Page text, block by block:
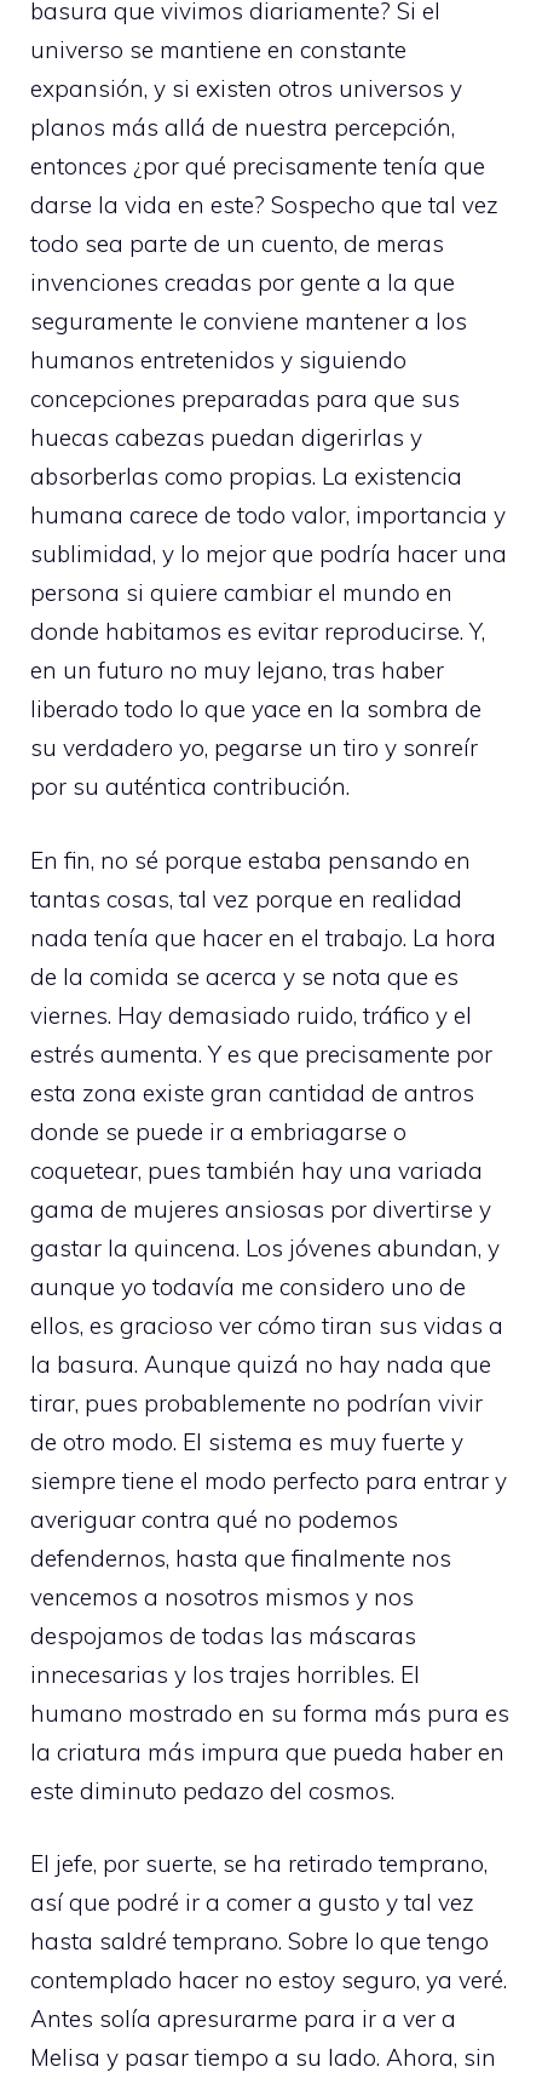
basura que vivimos diariamente? Si el
universo se mantiene en constante
expansión, y si existen otros universos y
planos más allá de nuestra percepción,
entonces ¿por qué precisamente tenía que
darse la vida en este? Sospecho que tal vez
todo sea parte de un cuento, de meras
invenciones creadas por gente a la que
seguramente le conviene mantener a los
humanos entretenidos y siguiendo
concepciones preparadas para que sus
huecas cabezas puedan digerirlas y
absorberlas como propias. La existencia
humana carece de todo valor, importancia y
sublimidad, y lo mejor que podría hacer una
persona si quiere cambiar el mundo en
donde habitamos es evitar reproducirse. Y,
en un futuro no muy lejano, tras haber
liberado todo lo que yace en la sombra de
su verdadero yo, pegarse un tiro y sonreír
por su auténtica contribución.
En fin, no sé porque estaba pensando en
tantas cosas, tal vez porque en realidad
nada tenía que hacer en el trabajo. La hora
de la comida se acerca y se nota que es
viernes. Hay demasiado ruido, tráfico y el
estrés aumenta. Y es que precisamente por
esta zona existe gran cantidad de antros
donde se puede ir a embriagarse o
coquetear, pues también hay una variada
gama de mujeres ansiosas por divertirse y
gastar la quincena. Los jóvenes abundan, y
aunque yo todavía me considero uno de
ellos, es gracioso ver cómo tiran sus vidas a
la basura. Aunque quizá no hay nada que
tirar, pues probablemente no podrían vivir
de otro modo. El sistema es muy fuerte y
siempre tiene el modo perfecto para entrar y
averiguar contra qué no podemos
defendernos, hasta que finalmente nos
vencemos a nosotros mismos y nos
despojamos de todas las máscaras
innecesarias y los trajes horribles. El
humano mostrado en su forma más pura es
la criatura más impura que pueda haber en
este diminuto pedazo del cosmos.
El jefe, por suerte, se ha retirado temprano,
así que podré ir a comer a gusto y tal vez
hasta saldré temprano. Sobre lo que tengo
contemplado hacer no estoy seguro, ya veré.
Antes solía apresurarme para ir a ver a
Melisa y pasar tiempo a su lado. Ahora, sin